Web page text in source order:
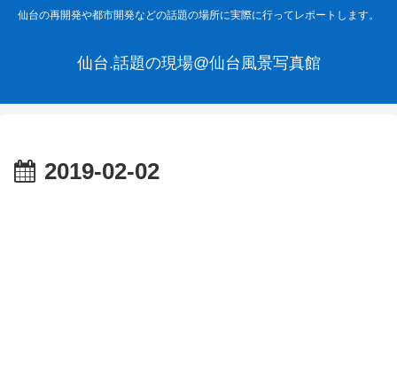
仙台の再開発や都市開発などの話題の場所に実際に行ってレポートします。
仙台.話題の現場@仙台風景写真館
2019-02-02